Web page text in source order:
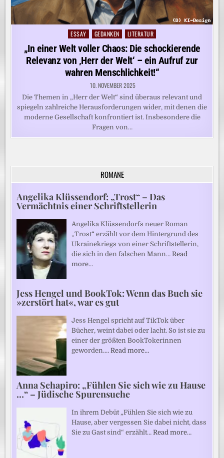
Posted
in
ESSAY GEDANKEN LITERATUR
„In einer Welt voller Chaos: Die schockierende
Relevanz von ‚Herr der Welt‘ – ein Aufruf zur
wahren Menschlichkeit!“
10. NOVEMBER 2025
Die Themen in „Herr der Welt“ sind überaus relevant und
spiegeln zahlreiche Herausforderungen wider, mit denen die
moderne Gesellschaft konfrontiert ist. Insbesondere die
Fragen von…
ROMANE
Angelika Klüssendorf: „Trost“ – Das
Vermächtnis einer Schriftstellerin
Angelika Klüssendorfs neuer Roman
„Trost“ erzählt vor dem Hintergrund des
Ukrainekriegs von einer Schriftstellerin,
die sich in den falschen Mann…Read
more…
Jess Hengel und BookTok: Wenn das Buch sie
»zerstört hat«, war es gut
Jess Hengel spricht auf TikTok über
Bücher, weint dabei oder lacht. So ist sie zu
einer der größten BookTokerinnen
geworden.…Read more…
Anna Schapiro: „Fühlen Sie sich wie zu Hause
…“ – Jüdische Spurensuche
In ihrem Debüt „Fühlen Sie sich wie zu
Hause, aber vergessen Sie dabei nicht, dass
Sie zu Gast sind“ erzählt…Read more…